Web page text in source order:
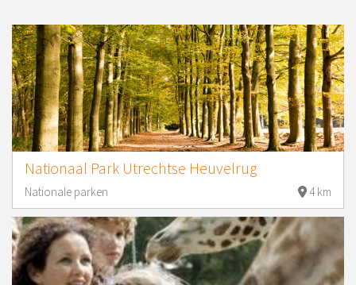
Nationaal Park Utrechtse Heuvelrug
Nationale parken 4 km